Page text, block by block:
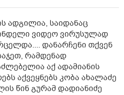
ადგილია, საიდანაც
ვიდეო ვირუსულად
დანარჩენი თქვენ
რამდენად
აქ ადამიანის
აქვეყნებს კობა ახალაძე
წინ გურამ დადიანიძე